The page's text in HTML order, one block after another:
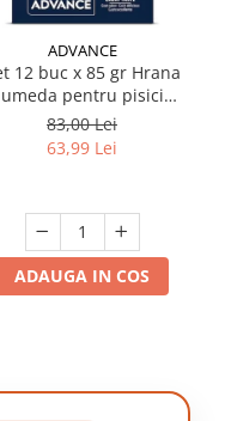
ADVANCE
12 buc x 85 gr Hrana
umeda pentru pisici
Kitten cu curcan
83,00 Lei
63,99 Lei
ADAUGA IN COS